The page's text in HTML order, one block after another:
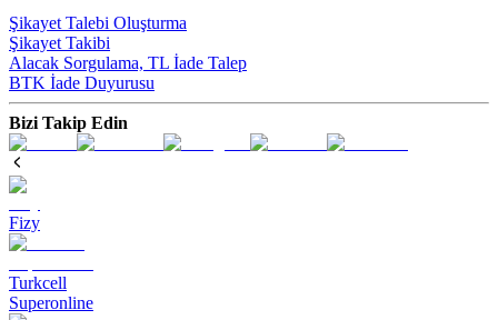
Şikayet Talebi Oluşturma
Şikayet Takibi
Alacak Sorgulama, TL İade Talep​
BTK İade Duyurusu
Bizi Takip Edin
Fizy
Turkcell
Superonline